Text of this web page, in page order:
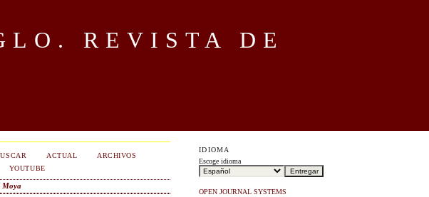
REVISTA DE
IDIOMA
Escoge idioma
OPEN JOURNAL SYSTEMS
ACTUAL
ARCHIVOS
YOUTUBE
Moya